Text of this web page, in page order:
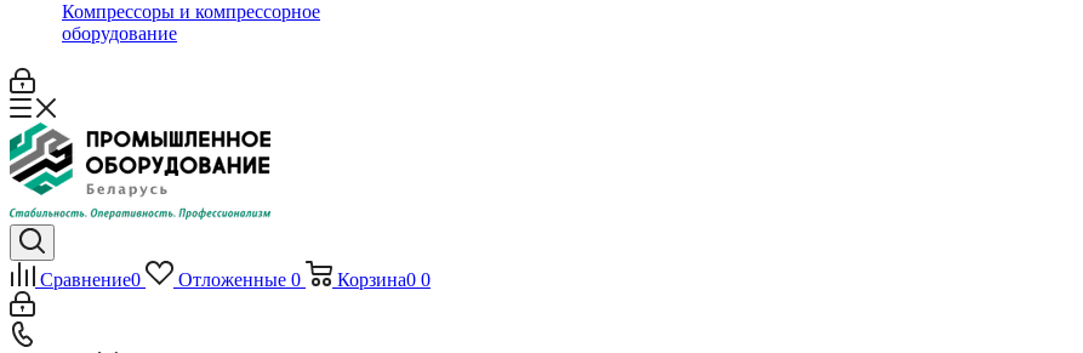
Компрессоры и компрессорное
оборудование
Сравнение0 Отложенные 0 Корзина0 0